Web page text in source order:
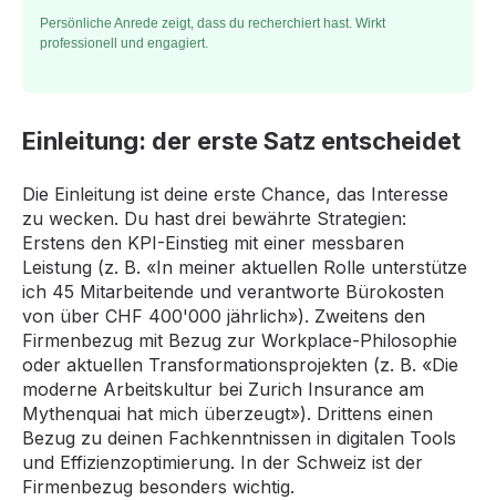
Persönliche Anrede zeigt, dass du recherchiert hast. Wirkt
professionell und engagiert.
Einleitung: der erste Satz entscheidet
Die Einleitung ist deine erste Chance, das Interesse
zu wecken. Du hast drei bewährte Strategien:
Erstens den KPI-Einstieg mit einer messbaren
Leistung (z. B. «In meiner aktuellen Rolle unterstütze
ich 45 Mitarbeitende und verantworte Bürokosten
von über CHF 400'000 jährlich»). Zweitens den
Firmenbezug mit Bezug zur Workplace-Philosophie
oder aktuellen Transformationsprojekten (z. B. «Die
moderne Arbeitskultur bei Zurich Insurance am
Mythenquai hat mich überzeugt»). Drittens einen
Bezug zu deinen Fachkenntnissen in digitalen Tools
und Effizienzoptimierung. In der Schweiz ist der
Firmenbezug besonders wichtig.